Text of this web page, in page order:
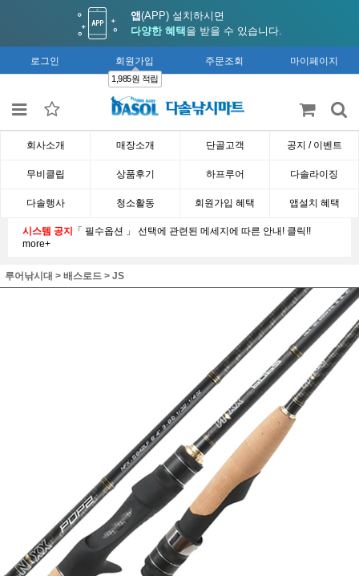
앱(APP) 설치하시면
다양한 혜택 을 받을 수 있습니다.
로그인 회원가입
1,985원 적립
주문조회 마이페이지
회사소개 매장소개 단골고객 공지 / 이벤트
무비클립 상품후기 하프루어 다솔라이징
다솔행사 청소활동 회원가입 혜택 앱설치 혜택
시스템 공지 「 필수옵션 」 선택에 관련된 메세지에 따른 안내! 클릭!!
more+
루어낚시대 > 배스로드 > JS